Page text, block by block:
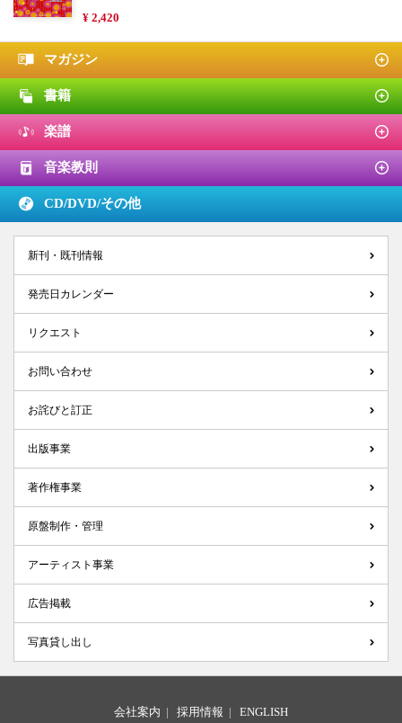
¥ 2,420
マガジン
書籍
楽譜
音楽教則
CD/DVD/その他
新刊・既刊情報
発売日カレンダー
リクエスト
お問い合わせ
お詫びと訂正
出版事業
著作権事業
原盤制作・管理
アーティスト事業
広告掲載
写真貸し出し
会社案内 | 採用情報 | ENGLISH